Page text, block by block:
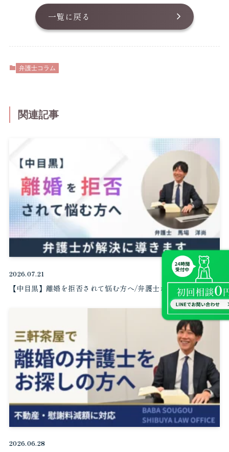
一覧に戻る
弁護士コラム
関連記事
【中目黒】離婚を拒否されて悩む方へ/弁護士が解決に導きます
2026.07.21
2026.06.28